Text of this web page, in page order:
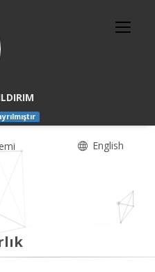
English